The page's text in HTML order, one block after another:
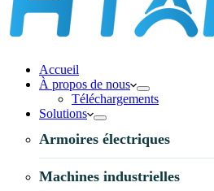
Accueil
À propos de nous
Téléchargements
Solutions
Armoires électriques
Machines industrielles